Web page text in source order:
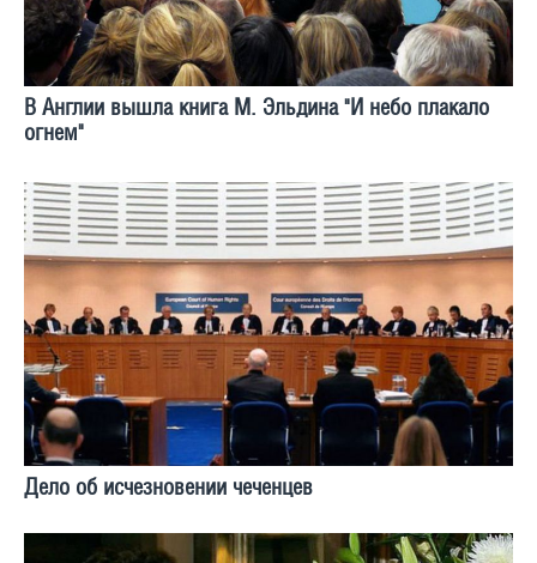
В Англии вышла книга М. Эльдина "И небо плакало
огнем"
Дело об исчезновении чеченцев